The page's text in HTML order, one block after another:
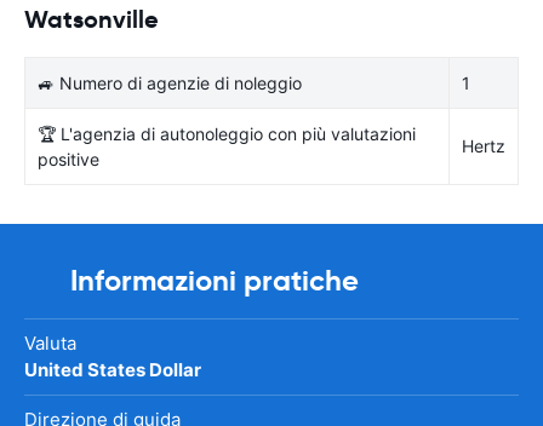
Watsonville
🚙 Numero di agenzie di noleggio 1
🏆 L'agenzia di autonoleggio con più valutazioni
positive
Hertz
Informazioni pratiche
Valuta
United States Dollar
Direzione di guida